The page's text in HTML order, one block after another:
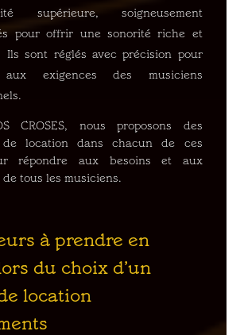
supérieure, soigneusement
pour offrir une sonorité riche et
Ils sont réglés avec précision pour
aux exigences des musiciens
CROSES, nous proposons des
de location dans chacun de ces
répondre aux besoins et aux
de tous les musiciens.
à prendre en
du choix d’un
location